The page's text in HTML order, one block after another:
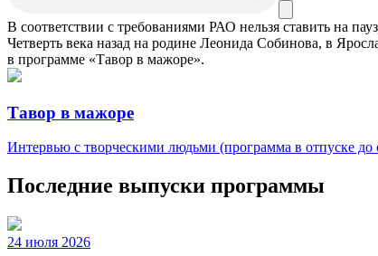
В соответствии с требованиями РАО нельзя ставить на
Четверть века назад на родине Леонида Собинова, в
в программе «Тавор в мажоре».
Тавор в мажоре
Интервью с творческими людьми (программа в отпуске до
Последние выпуски программы
24 июля 2026